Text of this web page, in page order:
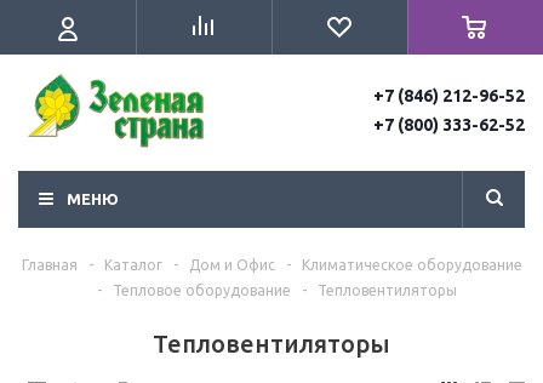
+7 (846) 212-96-52
+7 (800) 333-62-52
МЕНЮ
Главная - Каталог - Дом и Офис -
Климатическое оборудование
-
Тепловое оборудование - Тепловентиляторы
Тепловентиляторы